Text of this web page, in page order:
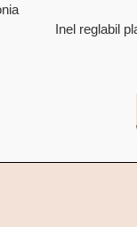
Inel reglabil